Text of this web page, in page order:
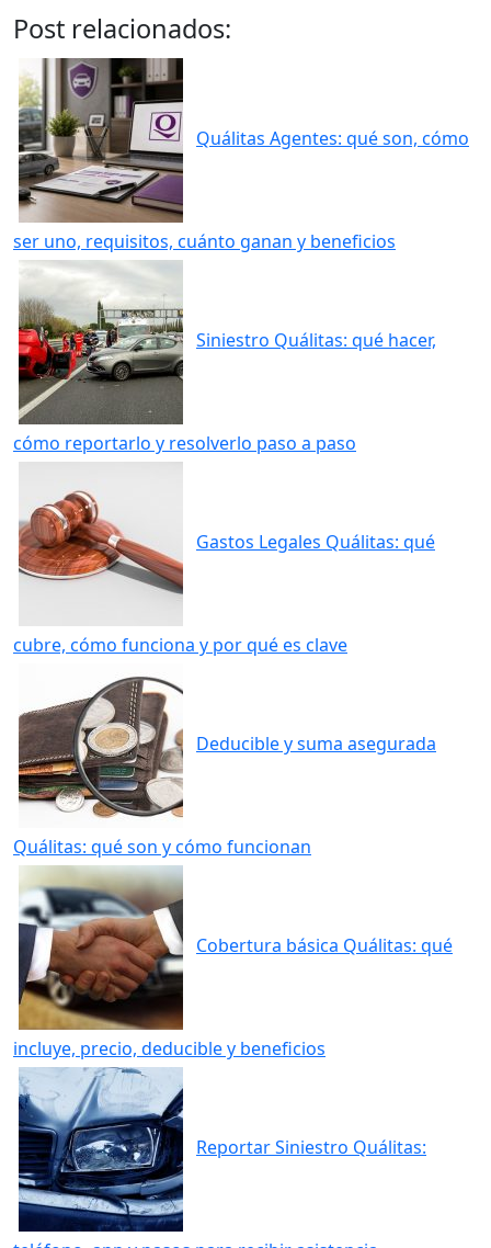
Post relacionados:
Quálitas Agentes: qué son, cómo
ser uno, requisitos, cuánto ganan y beneficios
Siniestro Quálitas: qué hacer,
cómo reportarlo y resolverlo paso a paso
Gastos Legales Quálitas: qué
cubre, cómo funciona y por qué es clave
Deducible y suma asegurada
Quálitas: qué son y cómo funcionan
Cobertura básica Quálitas: qué
incluye, precio, deducible y beneficios
Reportar Siniestro Quálitas: